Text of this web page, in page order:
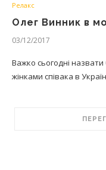
Релакс
Олег Винник в
03/12/2017
Важко сьогодні
жінками співака в